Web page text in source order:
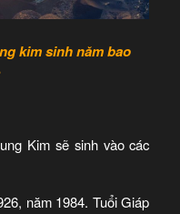
kim sinh năm bao
Kim sẽ sinh vào các
năm 1984. Tuổi Giáp